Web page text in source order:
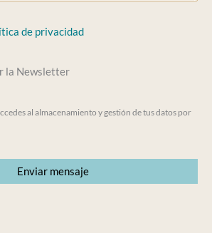
de privacidad
la Newsletter
al almacenamiento y gestión de tus datos por